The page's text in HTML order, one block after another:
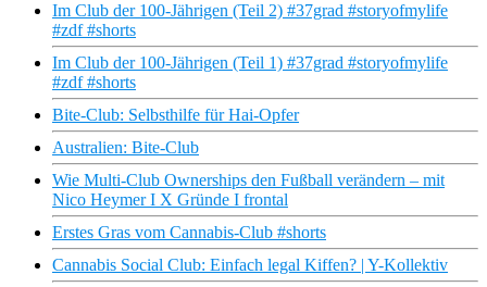
Im Club der 100-Jährigen (Teil 2) #37grad #storyofmylife
#zdf #shorts
Im Club der 100-Jährigen (Teil 1) #37grad #storyofmylife
#zdf #shorts
Bite-Club: Selbsthilfe für Hai-Opfer
Australien: Bite-Club
Wie Multi-Club Ownerships den Fußball verändern – mit
Nico Heymer I X Gründe I frontal
Erstes Gras vom Cannabis-Club #shorts
Cannabis Social Club: Einfach legal Kiffen? | Y-Kollektiv